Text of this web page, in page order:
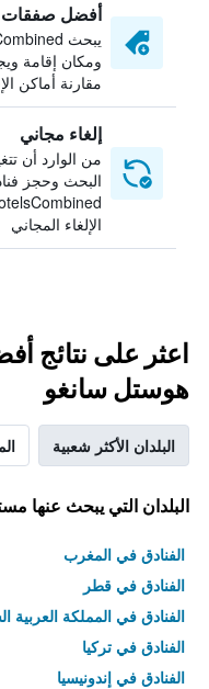
أفضل صفقات
ومكان إقامة
مقارنة أماكن
إلغاء مجاني
من الوارد أن
البحث وحجز
الإلغاء المجاني
اعثر على نتائج
هوستل سانغو
البلدان الأكثر شعبية
البلدان التي يبحث عنها
الفنادق في المغرب
الفنادق في قطر
الفنادق في المملكة العربية
الفنادق في تركيا
الفنادق في إندونيسيا